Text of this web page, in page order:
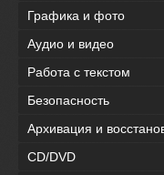
Графика и фото
Аудио и видео
Работа с текстом
Безопасность
Архивация и
CD/DVD